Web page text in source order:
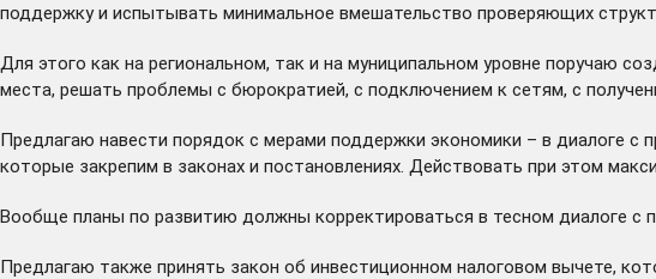
поддержку и испытывать минимальное вмешательство проверяющих
Для этого как на региональном, так и на муниципальном уровне поручаю
места, решать проблемы с бюрократией, с подключением к сетям, с
Предлагаю навести порядок с мерами поддержки экономики – в диалоге с
которые закрепим в законах и постановлениях. Действовать при этом
Вообще планы по развитию должны корректироваться в тесном диалоге с
Предлагаю также принять закон об инвестиционном налоговом вычете,